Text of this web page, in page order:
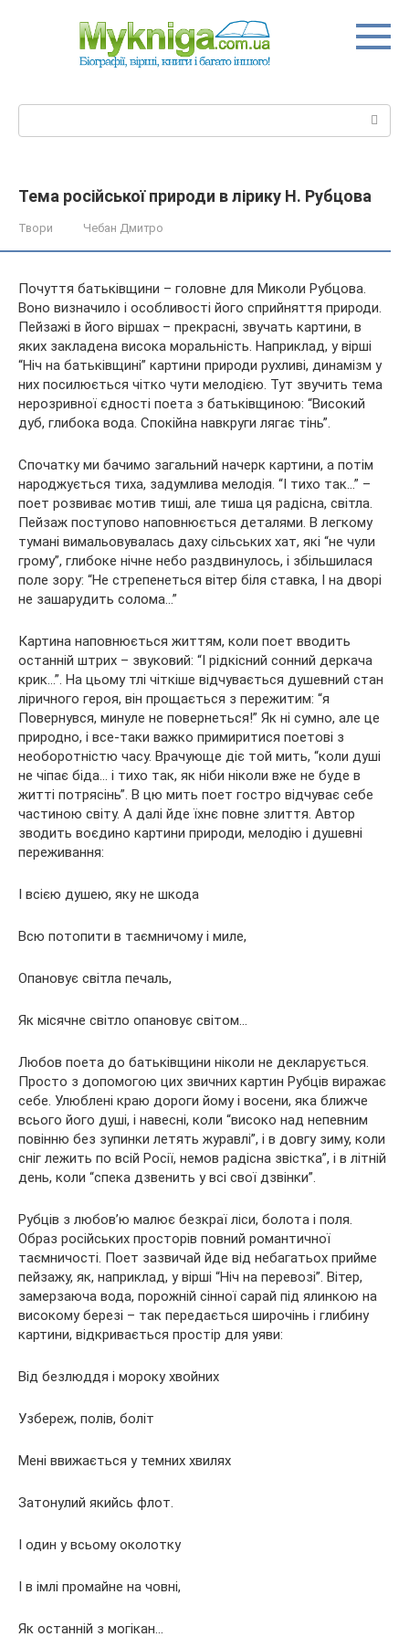
Тема російської природи в лірику Н. Рубцова
Твори Чебан Дмитро
Почуття батьківщини – головне для Миколи Рубцова.
Воно визначило і особливості його сприйняття природи.
Пейзажі в його віршах – прекрасні, звучать картини, в
яких закладена висока моральність. Наприклад, у вірші
“Ніч на батьківщині” картини природи рухливі, динамізм у
них посилюється чітко чути мелодією. Тут звучить тема
нерозривної єдності поета з батьківщиною: “Високий
дуб, глибока вода. Спокійна навкруги лягає тінь”.
Спочатку ми бачимо загальний начерк картини, а потім
народжується тиха, задумлива мелодія. “І тихо так…” –
поет розвиває мотив тиші, але тиша ця радісна, світла.
Пейзаж поступово наповнюється деталями. В легкому
тумані вимальовувалась даху сільських хат, які “не чули
грому”, глибоке нічне небо раздвинулось, і збільшилася
поле зору: “Не стрепенеться вітер біля ставка, І на дворі
не зашарудить солома…”
Картина наповнюється життям, коли поет вводить
останній штрих – звуковий: “І рідкісний сонний деркача
крик…”. На цьому тлі чіткіше відчувається душевний стан
ліричного героя, він прощається з пережитим: “я
Повернувся, минуле не повернеться!” Як ні сумно, але це
природно, і все-таки важко примиритися поетові з
необоротністю часу. Врачующе діє той мить, “коли душі
не чіпає біда… і тихо так, як ніби ніколи вже не буде в
житті потрясінь”. В цю мить поет гостро відчуває себе
частиною світу. А далі йде їхнє повне злиття. Автор
зводить воєдино картини природи, мелодію і душевні
переживання:
І всією душею, яку не шкода
Всю потопити в таємничому і миле,
Опановує світла печаль,
Як місячне світло опановує світом…
Любов поета до батьківщини ніколи не декларується.
Просто з допомогою цих звичних картин Рубців виражає
себе. Улюблені краю дороги йому і восени, яка ближче
всього його душі, і навесні, коли “високо над непевним
повінню без зупинки летять журавлі”, і в довгу зиму, коли
сніг лежить по всій Росії, немов радісна звістка”, і в літній
день, коли “спека дзвенить у всі свої дзвінки”.
Рубців з любов’ю малює безкраї ліси, болота і поля.
Образ російських просторів повний романтичної
таємничості. Поет зазвичай йде від небагатьох прийме
пейзажу, як, наприклад, у вірші “Ніч на перевозі”. Вітер,
замерзаюча вода, порожній сінної сарай під ялинкою на
високому березі – так передається широчінь і глибину
картини, відкривається простір для уяви:
Від безлюддя і мороку хвойних
Узбереж, полів, боліт
Мені ввижається у темних хвилях
Затонулий якийсь флот.
І один у всьому околотку
І в імлі промайне на човні,
Як останній з могікан…